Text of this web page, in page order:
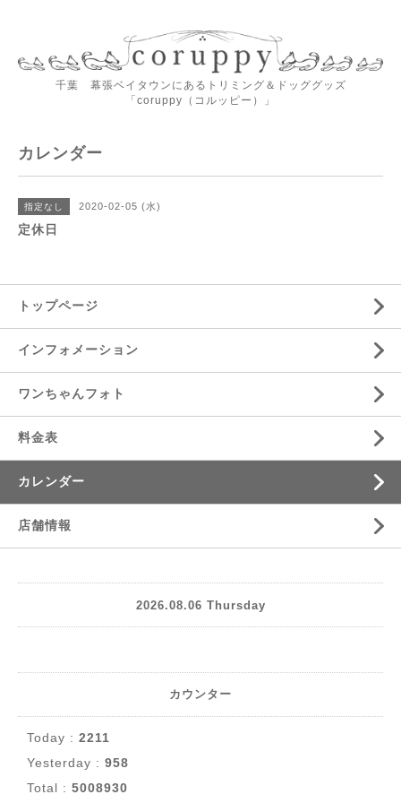
千葉 幕張ベイタウンにあるトリミング＆ドッググッズ
「coruppy（コルッピー）」
カレンダー
指定なし 2020-02-05 (水)
定休日
トップページ
インフォメーション
ワンちゃんフォト
料金表
カレンダー
店舗情報
2026.08.06 Thursday
カウンター
Today : 2211
Yesterday : 958
Total : 5008930